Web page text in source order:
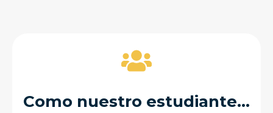
Como nuestro estudiante...